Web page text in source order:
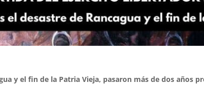
y el fin de la Patria Vieja, pasaron más de dos años